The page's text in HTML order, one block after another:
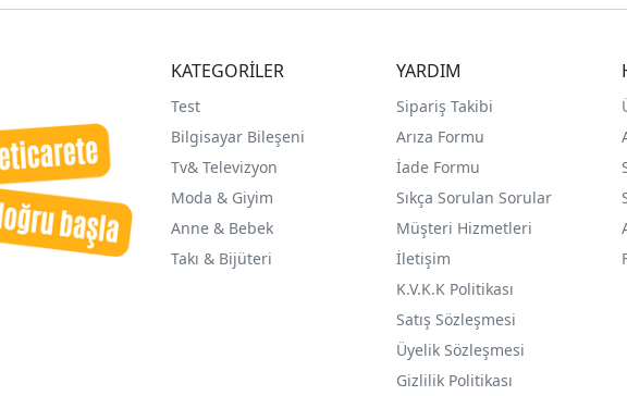
KATEGORİLER
Test
Bilgisayar Bileşeni
Tv& Televizyon
Moda & Giyim
Anne & Bebek
Takı & Bijüteri
YARDIM
Sipariş Takibi
Arıza Formu
İade Formu
Sıkça Sorulan Sorular
Müşteri Hizmetleri
İletişim
K.V.K.K Politikası
Satış Sözleşmesi
Üyelik Sözleşmesi
Gizlilik Politikası